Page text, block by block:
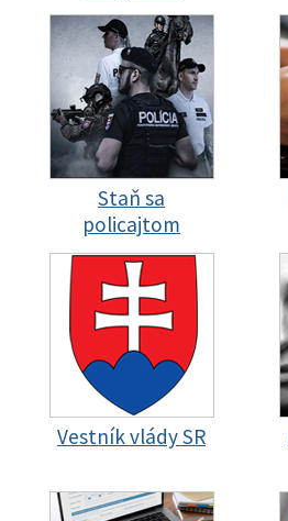
Staň sa
policajtom
Vestník vlády SR